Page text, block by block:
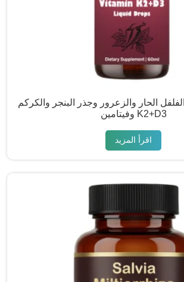
الحار والزعرور وجذر البنجر والكركم
وفيتامين K2+D3
اقرأ المزيد